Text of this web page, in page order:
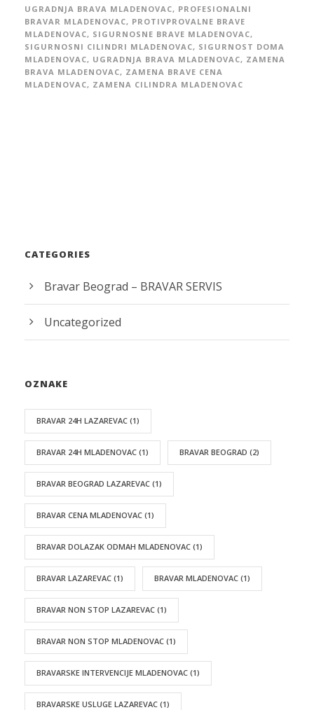
UGRADNJA BRAVA MLADENOVAC, PROFESIONALNI
BRAVAR MLADENOVAC, PROTIVPROVALNE BRAVE
MLADENOVAC, SIGURNOSNE BRAVE MLADENOVAC,
SIGURNOSNI CILINDRI MLADENOVAC, SIGURNOST DOMA
MLADENOVAC, UGRADNJA BRAVA MLADENOVAC, ZAMENA
BRAVA MLADENOVAC, ZAMENA BRAVE CENA
MLADENOVAC, ZAMENA CILINDRA MLADENOVAC
CATEGORIES
Bravar Beograd – BRAVAR SERVIS
Uncategorized
OZNAKE
BRAVAR 24H LAZAREVAC (1)
BRAVAR 24H MLADENOVAC (1) BRAVAR BEOGRAD (2)
BRAVAR BEOGRAD LAZAREVAC (1)
BRAVAR CENA MLADENOVAC (1)
BRAVAR DOLAZAK ODMAH MLADENOVAC (1)
BRAVAR LAZAREVAC (1) BRAVAR MLADENOVAC (1)
BRAVAR NON STOP LAZAREVAC (1)
BRAVAR NON STOP MLADENOVAC (1)
BRAVARSKE INTERVENCIJE MLADENOVAC (1)
BRAVARSKE USLUGE LAZAREVAC (1)